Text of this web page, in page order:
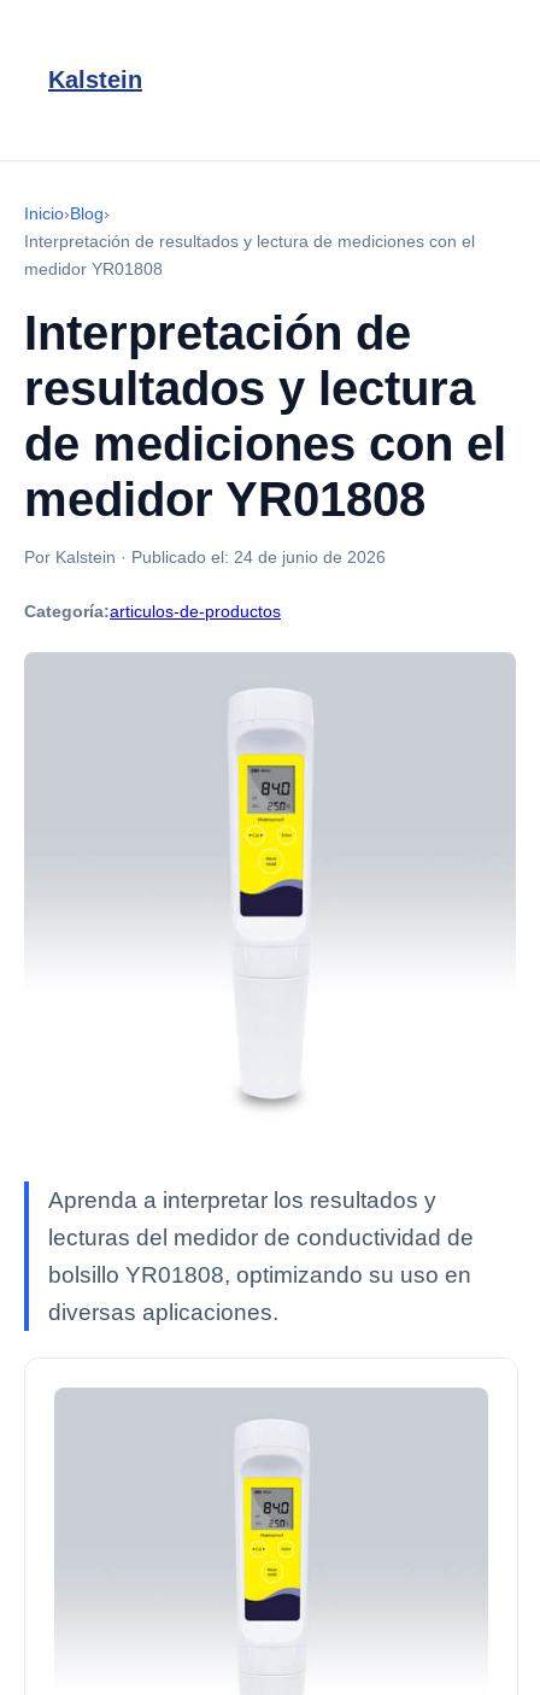
Kalstein
Inicio›Blog›
Interpretación de resultados y lectura de mediciones con el
medidor YR01808
Interpretación de
resultados y lectura
de mediciones con el
medidor YR01808
Por Kalstein · Publicado el: 24 de junio de 2026
Categoría:articulos-de-productos
Aprenda a interpretar los resultados y
lecturas del medidor de conductividad de
bolsillo YR01808, optimizando su uso en
diversas aplicaciones.